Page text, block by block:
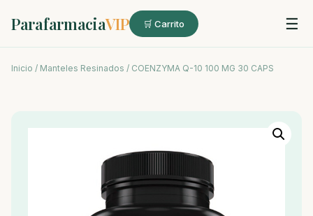
ParafarmaciaVIP 🛒 Carrito ☰
Inicio / Manteles Resinados / COENZYMA Q-10 100 MG 30 CAPS